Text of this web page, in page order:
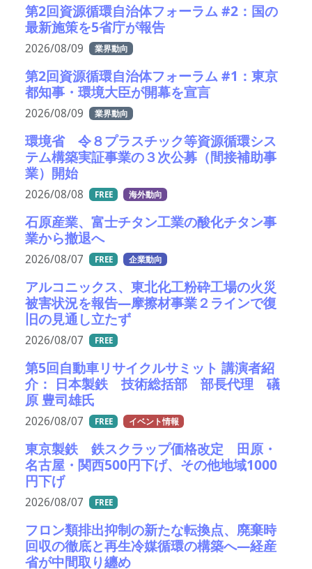
第2回資源循環自治体フォーラム #2：国の
最新施策を5省庁が報告
2026/08/09 業界動向
第2回資源循環自治体フォーラム #1：東京
都知事・環境大臣が開幕を宣言
2026/08/09 業界動向
環境省 令８プラスチック等資源循環シス
テム構築実証事業の３次公募（間接補助事
業）開始
2026/08/08 FREE 海外動向
石原産業、富士チタン工業の酸化チタン事
業から撤退へ
2026/08/07 FREE 企業動向
アルコニックス、東北化工粉砕工場の火災
被害状況を報告―摩擦材事業２ラインで復
旧の見通し立たず
2026/08/07 FREE
第5回自動車リサイクルサミット 講演者紹
介： 日本製鉄 技術総括部 部長代理 礒
原 豊司雄氏
2026/08/07 FREE イベント情報
東京製鉄 鉄スクラップ価格改定 田原・
名古屋・関西500円下げ、その他地域1000
円下げ
2026/08/07 FREE
フロン類排出抑制の新たな転換点、廃棄時
回収の徹底と再生冷媒循環の構築へ―経産
省が中間取り纏め